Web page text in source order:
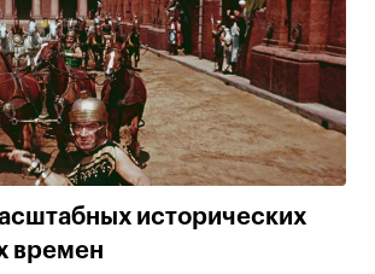
исторических
времен